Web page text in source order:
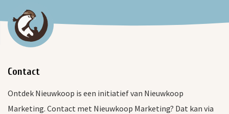
Contact
Ontdek Nieuwkoop is een initiatief van Nieuwkoop
Marketing. Contact met Nieuwkoop Marketing? Dat kan via